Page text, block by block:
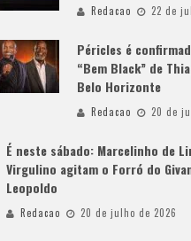
Redacao 22 de
Péricles é
“Bem Black” de
Belo Horizonte
Redacao 20 de
É neste sábado: Marcelinho de
Virgulino agitam o Forró do
Leopoldo
Redacao 20 de julho de 2026